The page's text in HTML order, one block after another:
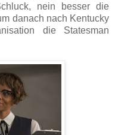
nein besser die
danach nach Kentucky
die Statesman